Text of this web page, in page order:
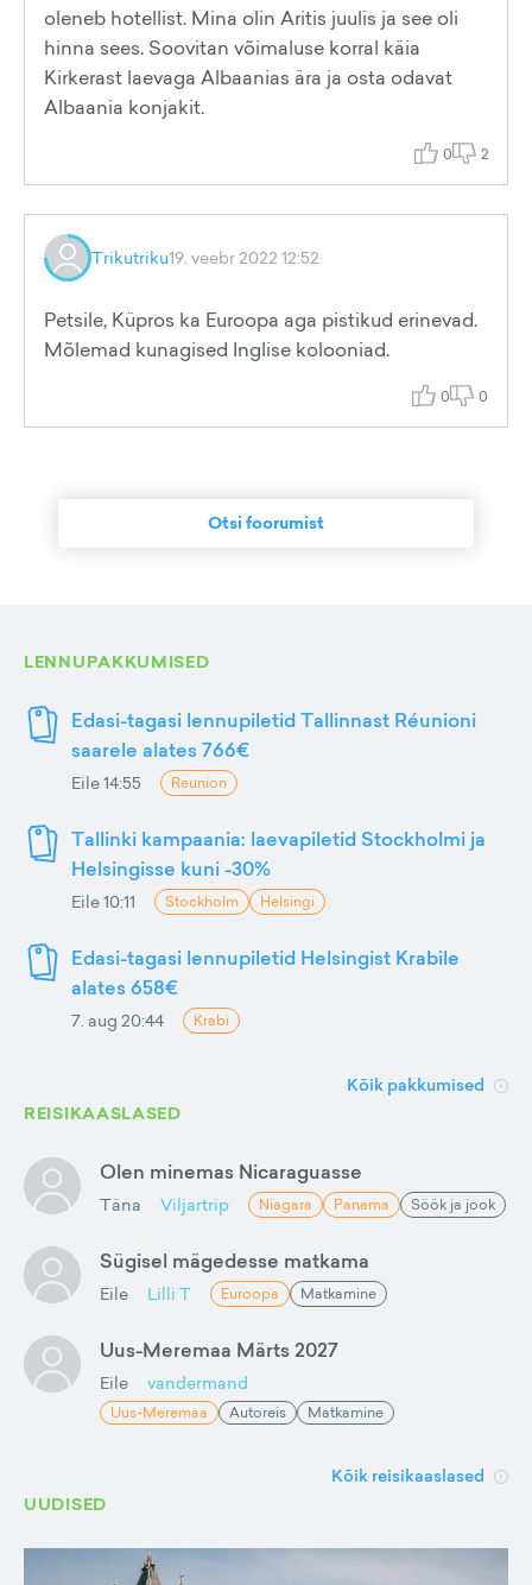
oleneb hotellist. Mina olin Aritis juulis ja see oli
hinna sees. Soovitan võimaluse korral käia
Kirkerast laevaga Albaanias ära ja osta odavat
Albaania konjakit.
0 2
Trikutriku19. veebr 2022 12:52
Petsile, Küpros ka Euroopa aga pistikud erinevad.
Mõlemad kunagised Inglise kolooniad.
0 0
Otsi foorumist
LENNUPAKKUMISED
Edasi-tagasi lennupiletid Tallinnast Réunioni
saarele alates 766€
Eile 14:55 Reunion
Tallinki kampaania: laevapiletid Stockholmi ja
Helsingisse kuni -30%
Eile 10:11 Stockholm Helsingi
Edasi-tagasi lennupiletid Helsingist Krabile
alates 658€
7. aug 20:44 Krabi
Kõik pakkumised
REISIKAASLASED
Olen minemas Nicaraguasse
Täna Viljartrip Niagara Panama Söök ja jook
Sügisel mägedesse matkama
Eile Lilli T Euroopa Matkamine
Uus-Meremaa Märts 2027
Eile vandermand
Uus-Meremaa Autoreis Matkamine
Kõik reisikaaslased
UUDISED